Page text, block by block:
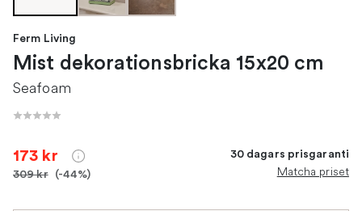
Ferm Living
Mist dekorationsbricka 15x20 cm
Seafoam
173 kr
309 kr (-44%)
30 dagars prisgaranti
Matcha priset